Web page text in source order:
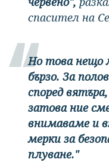
спасител на
Но това нещо
бързо. За
според
затова ние
внимаваме и
мерки за
плуване."